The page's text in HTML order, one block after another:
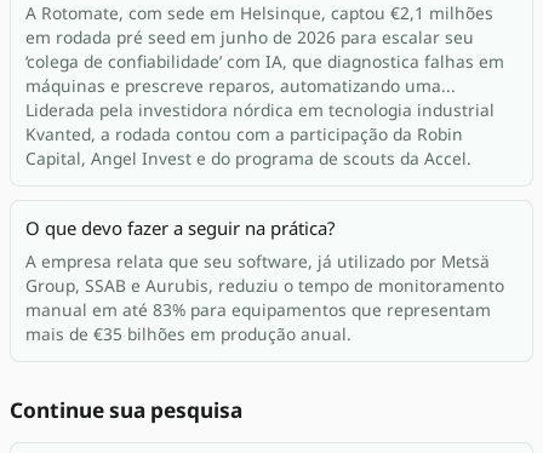
A Rotomate, com sede em Helsinque, captou €2,1 milhões
em rodada pré seed em junho de 2026 para escalar seu
‘colega de confiabilidade’ com IA, que diagnostica falhas em
máquinas e prescreve reparos, automatizando uma...
Liderada pela investidora nórdica em tecnologia industrial
Kvanted, a rodada contou com a participação da Robin
Capital, Angel Invest e do programa de scouts da Accel.
O que devo fazer a seguir na prática?
A empresa relata que seu software, já utilizado por Metsä
Group, SSAB e Aurubis, reduziu o tempo de monitoramento
manual em até 83% para equipamentos que representam
mais de €35 bilhões em produção anual.
Continue sua pesquisa